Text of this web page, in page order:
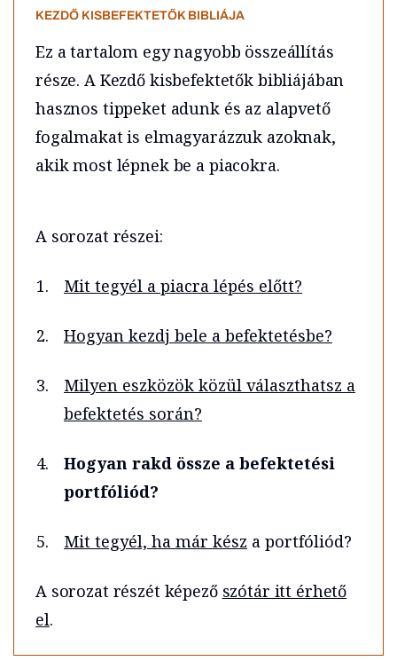
KEZDŐ KISBEFEKTETŐK BIBLIÁJA
Ez a tartalom egy nagyobb összeállítás
része. A Kezdő kisbefektetők bibliájában
hasznos tippeket adunk és az alapvető
fogalmakat is elmagyarázzuk azoknak,
akik most lépnek be a piacokra.
A sorozat részei:
Mit tegyél a piacra lépés előtt?
Hogyan kezdj bele a befektetésbe?
Milyen eszközök közül választhatsz a
befektetés során?
Hogyan rakd össze a befektetési
portfóliód?
Mit tegyél, ha már kész a portfóliód?
A sorozat részét képező szótár itt érhető
el.